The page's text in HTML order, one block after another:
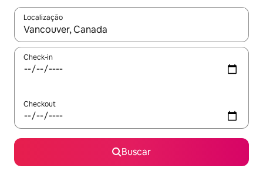
Localização
Quando os resultados estiverem disponíveis, explore-os
Check-in
Checkout
Buscar